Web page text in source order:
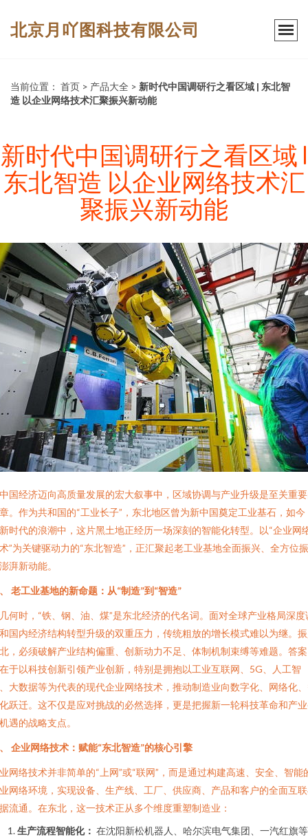
北京月吖图科技有限公司
当前位置： 首页 > 产品大全 > 新时代中国调研行之看区域 | 东北智
造 以企业网络技术汇聚振兴新动能
新时代中国调研行之看区域 |
东北智造 以企业网络技术汇
聚振兴新动能
国经济迈向高质量发展的宏大叙事中，区域协调与产业升级是至关重
。作为共和国的“工业长子”，东北地区曾为新中国奠定工业基石，如今
时代的浪潮中，这片黑土地正经历一场深刻的智能化转型。以“企业网
”为关键驱动力的“东北智造”，正汇聚起老工业基地全面振兴、全方位
湃新动能。
老工业基地的新命题：从“制造”到“智造”
何时，“铁、钢、油、煤”是东北经济的代名词。面对全球产业格局深度
国内经济结构转型升级的双重压力，传统粗放的增长模式难以为继。
，必须破解产业结构偏重、创新动力不足、体制机制束缚等难题。答
于以科技创新引领产业创新，特别是拥抱以工业互联网、5G、人工智
大数据等为代表的现代企业网络技术，推动制造业向数字化、网络化
跃迁。这不仅是应对挑战的必然选择，更是把握新一轮科技革命和产
遇的战略支点。
企业网络技术：赋能“东北智造”的核心引擎
网络技术并非简单的“上网”或“联网”，而是通过构建高速、安全、智能
网络环境，实现设备、生产线、工厂、供应商、产品和客户的全面互
流通。在东北，这一技术正从多个维度重塑制造业：
生产流程智能化： 在沈阳新松机器人、哈尔滨电气集团、一汽红旗